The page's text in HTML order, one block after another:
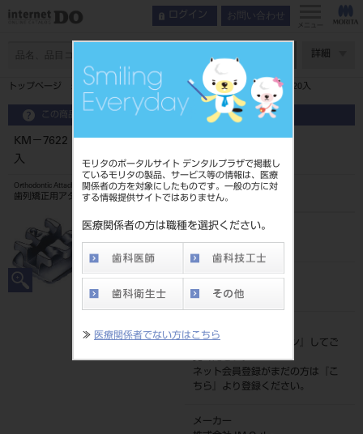
モリタのポータルサイト デンタルプラザで掲載し
ているモリタの製品、サービス等の情報は、医療
関係者の方を対象にしたものです。一般の方に対
する情報提供サイトではありません。
医療関係者の方は職種を選択ください。
≫ 医療関係者でない方はこちら
ログイン お問い合わせ
メニュー
詳細
トップページ KM－7622 1症例キット シナジィーブラケット 20入
この商品に関するお問い合わせ
KM－7622 1症例キット シナジィーブラケット 20
入
Orthodontic Attachment
歯列矯正用アタッチメント
品目コード
2068504227622
JAN/EANコード
4560181872538
標準価格
価格の確認は『
ログイン
』してご
覧ください。
ネット会員登録がまだの方は『
こ
ちら
』より登録ください。
メーカー